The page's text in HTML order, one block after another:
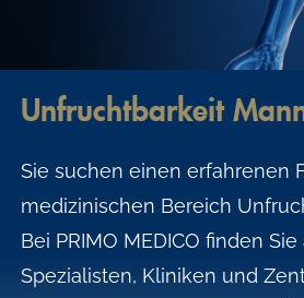
Unfruchtbarkeit
Sie suchen einen erfahrenen
medizinischen Bereich
Bei PRIMO MEDICO finden
Spezialisten, Kliniken und